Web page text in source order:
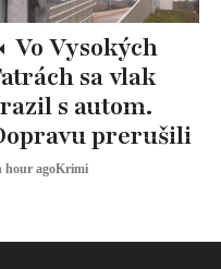
sa vlak
s autom.
prerušili
hour agoKrimi